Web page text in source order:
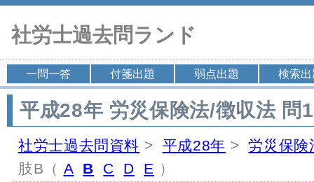
社労士過去問ランド
一問一答 付箋出題 弱点出題 検索出
平成28年 労災保険法/徴収法 問
社労士過去問資料 > 平成28年 >労災保険
肢B（ A B C D E ）